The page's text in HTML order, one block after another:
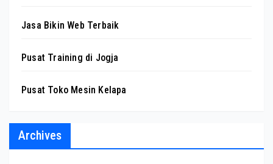
Jasa Bikin Web Terbaik
Pusat Training di Jogja
Pusat Toko Mesin Kelapa
Archives